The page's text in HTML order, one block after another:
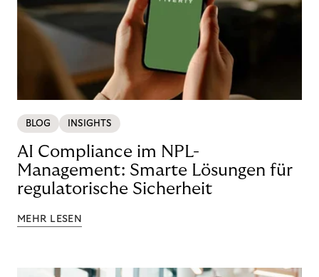
BLOG INSIGHTS
AI Compliance im NPL-
Management: Smarte Lösungen für
regulatorische Sicherheit
MEHR LESEN